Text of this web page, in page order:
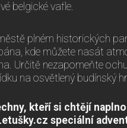
belgické vafle.
plném historických
kde můžete nasát
Určitě nezapomeňte
na osvětlený budínský
kteří si chtějí
speciální